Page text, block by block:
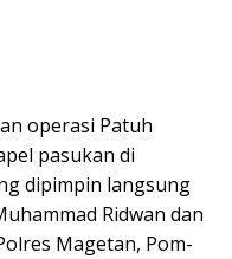
operasi Patuh
pasukan di
dipimpin langsung
Ridwan dan
Magetan, Pom-